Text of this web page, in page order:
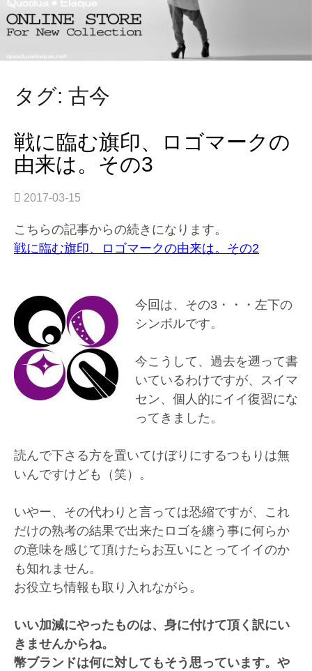
タグ: 古今
戦に臨む旗印、ロゴマークの
由来は。その3
2017-03-15
こちらの記事からの続きになります。
戦に臨む旗印、ロゴマークの由来は。その2
今回は、その3・・・左下の
シンボルです。
今こうして、過去を遡って書
いているわけですが、スイマ
セン、個人的にイイ復習にな
ってきました。
読んで下さる方を置いてけぼりにするつもりは無
いんですけども（笑）。
いやー、その代わりと言っては恐縮ですが、これ
だけの熟考の結果で出来たロゴを纏う事に何らか
の意味を感じて頂けたらお互いにとってイイのか
も知れません。
お役立ち情報も取り入れながら。
いい加減にやったものは、身に付けて頂く訳にい
きませんからね。
幣ブランドは何に対してもそう思っています。や